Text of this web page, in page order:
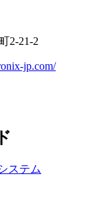
2-21-2
jp.com/
ステム